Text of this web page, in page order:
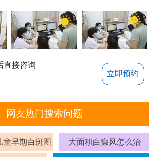
直接咨询
立即预约
网友热门搜索问题
童早期白斑图 大面积白癜风怎么治